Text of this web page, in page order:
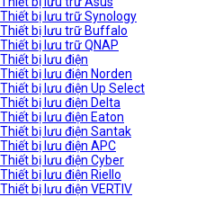
Thiết bị lưu trữ Synology
Thiết bị lưu trữ Buffalo
Thiết bị lưu trữ QNAP
Thiết bị lưu điện
Thiết bị lưu điện Norden
Thiết bị lưu điện Up Select
Thiết bị lưu điện Delta
Thiết bị lưu điện Eaton
Thiết bị lưu điện Santak
Thiết bị lưu điện APC
Thiết bị lưu điện Cyber
Thiết bị lưu điện Riello
Thiết bị lưu điện VERTIV